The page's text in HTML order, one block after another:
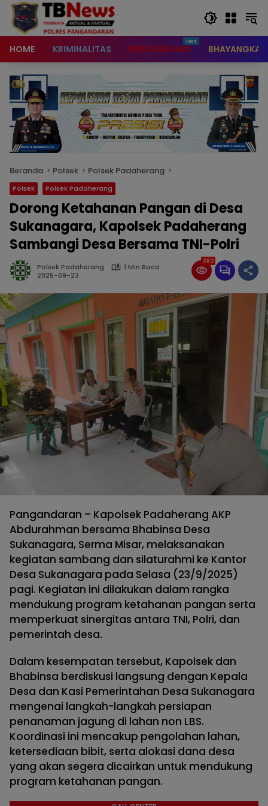
content
HOME KRIMINALITAS PRESS RELEASE BHAYANGKARI
Beranda Polsek Polsek Padaherang
Polsek Polsek Padaherang
Dorong Ketahanan Pangan di Desa
Sukanagara, Kapolsek Padaherang
Sambangi Desa Bersama TNI-Polri
Polsek Padaherang
1 Min Baca
2025-09-23
380
Pangandaran – Kapolsek Padaherang AKP
Abdurahman bersama Bhabinsa Desa
Sukanagara, Serma Misar, melaksanakan
kegiatan sambang dan silaturahmi ke Kantor
Desa Sukanagara pada Selasa (23/9/2025)
pagi. Kegiatan ini dilakukan dalam rangka
mendukung program ketahanan pangan serta
memperkuat sinergitas antara TNI, Polri, dan
pemerintah desa.
Dalam kesempatan tersebut, Kapolsek dan
Bhabinsa berdiskusi langsung dengan Kepala
Desa dan Kasi Pemerintahan Desa Sukanagara
mengenai langkah-langkah persiapan
penanaman jagung di lahan non LBS.
Koordinasi ini mencakup pengolahan lahan,
ketersediaan bibit, serta alokasi dana desa
yang akan segera dicairkan untuk mendukung
program ketahanan pangan.